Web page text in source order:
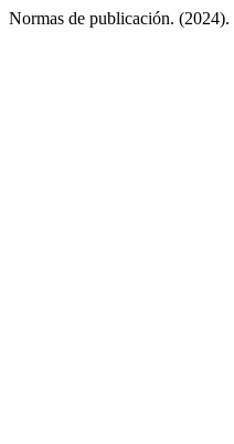
Normas de publicación. (2024).